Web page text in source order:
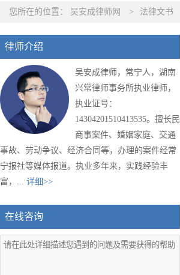
您所在的位置： 吴安成律师网 > 法律文书
律师介绍
吴安成律师，常宁人，湖南
兴常律师事务所执业律师，
执业证号：
14304201510413535。擅长民
商事案件、婚姻家庭、交通
事故、劳动争议、经济合同等，办理的案件经常
宁报社等媒体报道。执业多年来，实践经验丰
富，... 详细>>
在线咨询